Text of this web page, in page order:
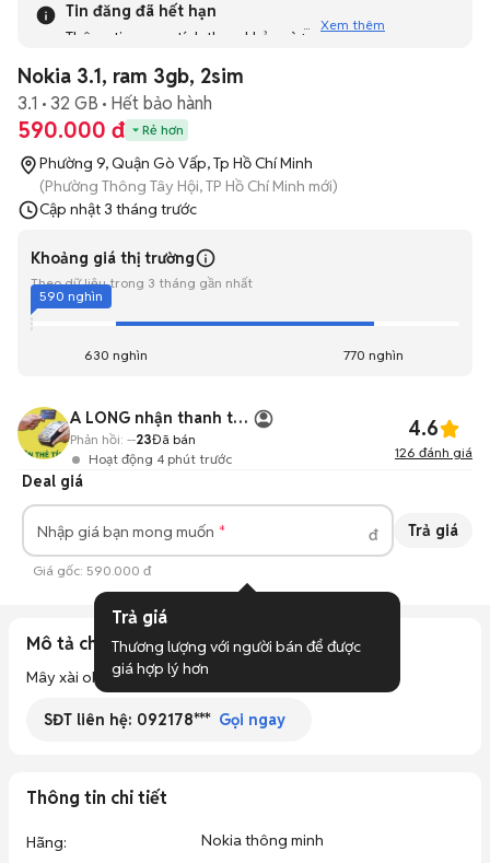
Tin đăng đã hết hạn
Thông tin mang tính tham khảo và bạn không thể liên hệ
tương tự khác dưới đây nhé!
Xem thêm
Nokia 3.1, ram 3gb, 2sim
3.1 32 GB Hết bảo hành
590.000 đ Rẻ hơn
Phường 9, Quận Gò Vấp, Tp Hồ Chí Minh
(Phường Thông Tây Hội, TP Hồ Chí Minh mới)
Cập nhật3 tháng trước
Khoảng giá thị trường
Theo dữ liệu trong 3 tháng gần nhất
630 nghìn 770 nghìn
590 nghìn
A LONG nhận thanh toán THẺ TÍN DỤNG
Hoạt động 4 phút trước
Phản hồi: --23Đã bán 4.6
126 đánh giá
Deal giá
Nhập giá bạn mong muốn đ Trả giá
Giá gốc: 590.000 đ
Mô tả chi tiết
Mây xài ok, Android cao, 2sim 2 sóng, full chức năng
SĐT liên hệ: 092178*** Gọi ngay
Thông tin chi tiết
Hãng: Nokia thông minh
Trả giá
Thương lượng với người bán để được
giá hợp lý hơn